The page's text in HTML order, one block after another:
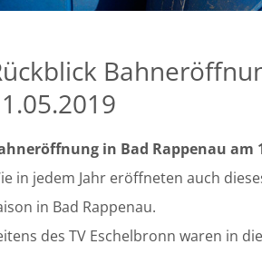
in Bad Rappenau am
in jedem Jahr eröffneten auch
in Bad Rappenau.
des TV Eschelbronn waren in